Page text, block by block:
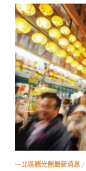
—北區觀光圈最新消息 /